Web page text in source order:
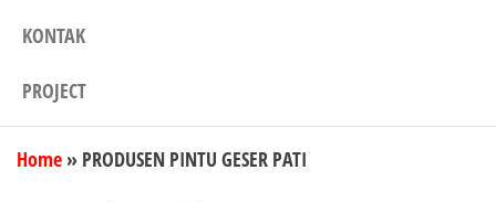
KONTAK
PROJECT
Home » PRODUSEN PINTU GESER PATI